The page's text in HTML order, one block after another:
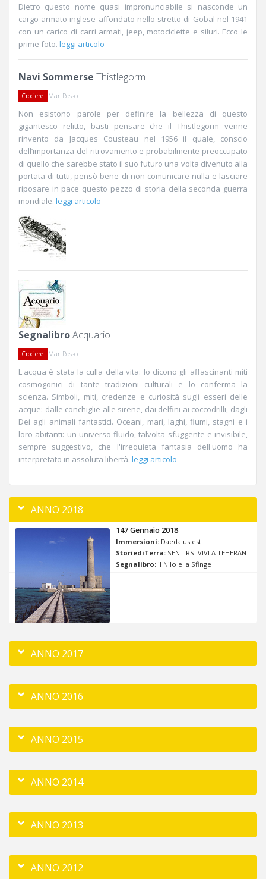
Dietro questo nome quasi impronunciabile si nasconde un
cargo armato inglese affondato nello stretto di Gobal nel 1941
con un carico di carri armati, jeep, motociclette e siluri. Ecco le
prime foto. leggi articolo
Navi Sommerse Thistlegorm
Crociere Mar Rosso
Non esistono parole per definire la bellezza di questo
gigantesco relitto, basti pensare che il Thistlegorm venne
rinvento da Jacques Cousteau nel 1956 il quale, conscio
dell’importanza del ritrovamento e probabilmente preoccupato
di quello che sarebbe stato il suo futuro una volta divenuto alla
portata di tutti, pensò bene di non comunicare nulla e lasciare
riposare in pace questo pezzo di storia della seconda guerra
mondiale. leggi articolo
SegnalibroAcquario
Crociere Mar Rosso
L'acqua è stata la culla della vita: lo dicono gli affascinanti miti
cosmogonici di tante tradizioni culturali e lo conferma la
scienza. Simboli, miti, credenze e curiosità sugli esseri delle
acque: dalle conchiglie alle sirene, dai delfini ai coccodrilli, dagli
Dei agli animali fantastici. Oceani, mari, laghi, fiumi, stagni e i
loro abitanti: un universo fluido, talvolta sfuggente e invisibile,
sempre suggestivo, che l'irrequieta fantasia dell'uomo ha
interpretato in assoluta libertà. leggi articolo
ANNO 2018
147 Gennaio 2018
Immersioni: Daedalus est
StoriediTerra: SENTIRSI VIVI A TEHERAN
Segnalibro: il Nilo e la Sfinge
ANNO 2017
ANNO 2016
ANNO 2015
ANNO 2014
ANNO 2013
ANNO 2012